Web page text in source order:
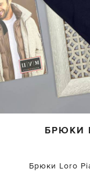
БРЮКИ
Брюки Loro